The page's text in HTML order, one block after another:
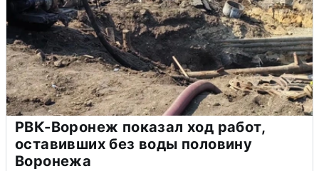
РВК-Воронеж показал ход работ,
оставивших без воды половину
Воронежа